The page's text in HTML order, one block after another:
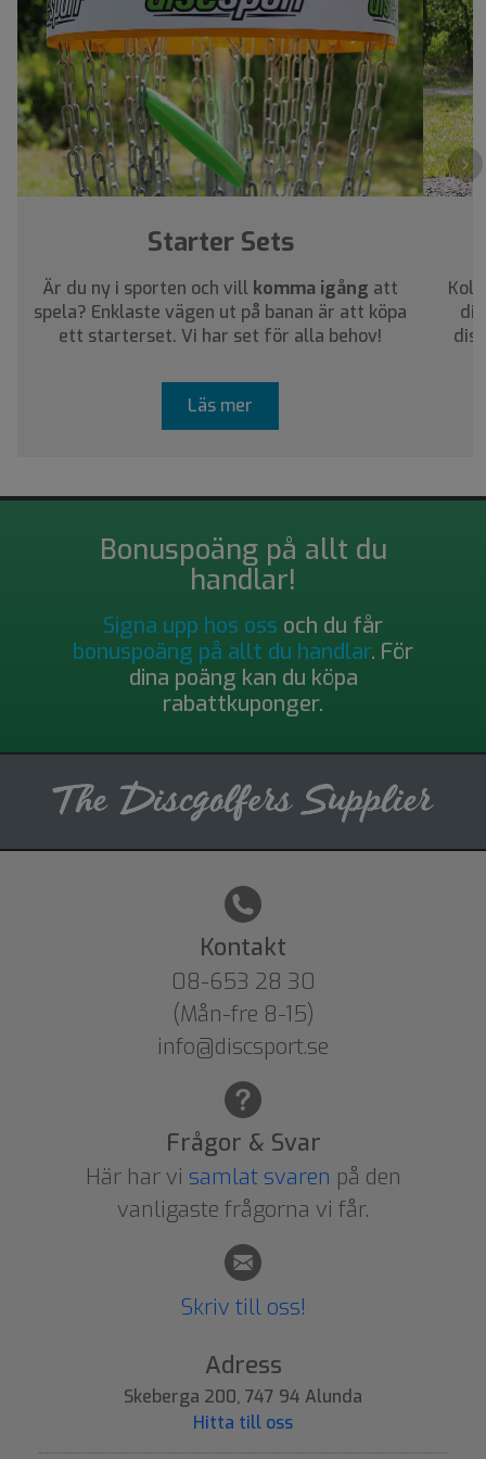
›
Starter Sets
Är du ny i sporten och vill komma igång att
spela? Enklaste vägen ut på banan är att köpa
ett starterset. Vi har set för alla behov!
Läs mer
Bonuspoäng på allt du
handlar!
Signa upp hos oss och du får
bonuspoäng på allt du handlar. För
dina poäng kan du köpa
rabattkuponger.
Kontakt
08-653 28 30
(Mån-fre 8-15)
info@discsport.se
Frågor & Svar
Här har vi samlat svaren på den
vanligaste frågorna vi får.
Skriv till oss!
Adress
Skeberga 200, 747 94 Alunda
Hitta till oss